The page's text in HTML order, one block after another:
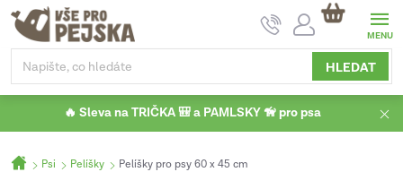
Přejít
obsah
HLEDAT
NÁKUPNÍ
KOŠÍK
🔥 Sleva na TRIČKA 🎒 a PAMLSKY 🦮 pro psa
Domů
Psi Pelíšky Pelíšky pro psy 60 x 45 cm